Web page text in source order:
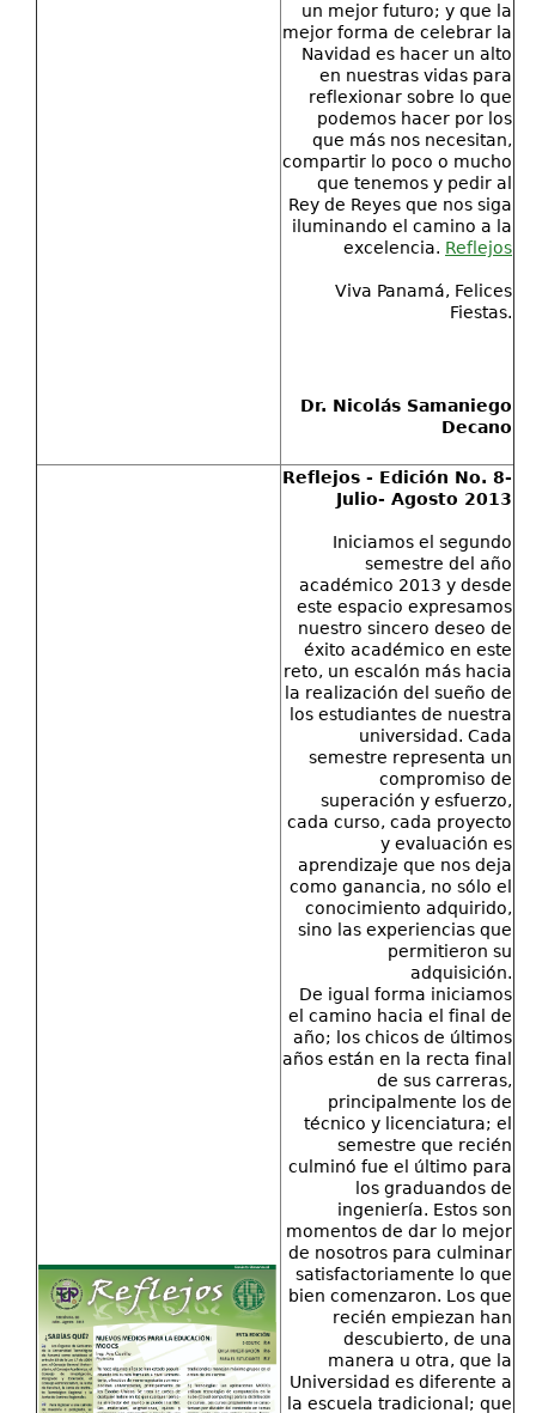
un mejor futuro; y que la
mejor forma de celebrar la
Navidad es hacer un alto
en nuestras vidas para
reflexionar sobre lo que
podemos hacer por los
que más nos necesitan,
compartir lo poco o mucho
que tenemos y pedir al
Rey de Reyes que nos siga
iluminando el camino a la
excelencia. Reflejos
Viva Panamá, Felices
Fiestas.
Dr. Nicolás Samaniego
Decano
Reflejos - Edición No. 8-
Julio- Agosto 2013
Iniciamos el segundo
semestre del año
académico 2013 y desde
este espacio expresamos
nuestro sincero deseo de
éxito académico en este
reto, un escalón más hacia
la realización del sueño de
los estudiantes de nuestra
universidad. Cada
semestre representa un
compromiso de
superación y esfuerzo,
cada curso, cada proyecto
y evaluación es
aprendizaje que nos deja
como ganancia, no sólo el
conocimiento adquirido,
sino las experiencias que
permitieron su
adquisición.
De igual forma iniciamos
el camino hacia el final de
año; los chicos de últimos
años están en la recta final
de sus carreras,
principalmente los de
técnico y licenciatura; el
semestre que recién
culminó fue el último para
los graduandos de
ingeniería. Estos son
momentos de dar lo mejor
de nosotros para culminar
satisfactoriamente lo que
bien comenzaron. Los que
recién empiezan han
descubierto, de una
manera u otra, que la
Universidad es diferente a
la escuela tradicional; que